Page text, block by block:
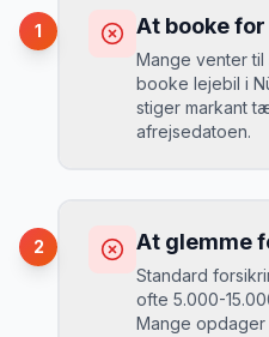
1 At booke
Mange venter
booke lejebil i
stiger markant
afrejsedatoen.
Du betaler 30-
biler er udsolgt.
2 At glemme
Standard
ofte 5.000-
Mange